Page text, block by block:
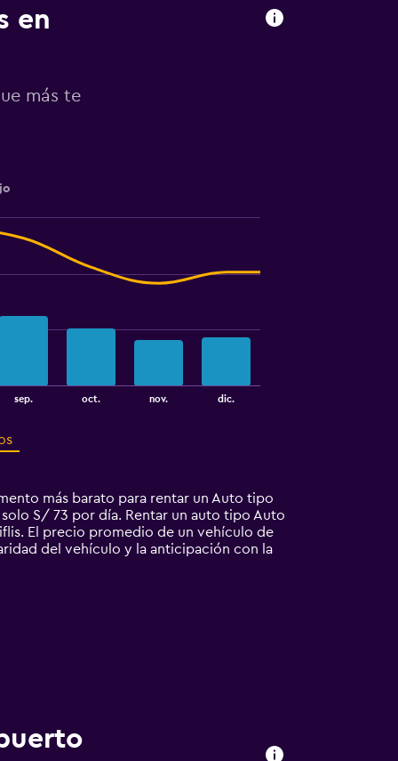
en
más te
sep. oct. nov. dic.
más barato para rentar un Auto tipo
S/ 73 por día. Rentar un auto tipo Auto
El precio promedio de un vehículo de
del vehículo y la anticipación con la